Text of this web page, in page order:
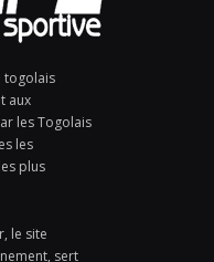
togolais
aux
les Togolais
les
plus
le site
sert